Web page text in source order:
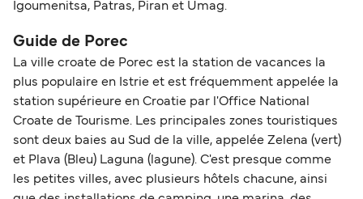
Igoumenitsa, Patras, Piran et Umag.
Guide de Porec
La ville croate de Porec est la station de vacances la
plus populaire en Istrie et est fréquemment appelée la
station supérieure en Croatie par l'Office National
Croate de Tourisme. Les principales zones touristiques
sont deux baies au Sud de la ville, appelée Zelena (vert)
et Plava (Bleu) Laguna (lagune). C'est presque comme
les petites villes, avec plusieurs hôtels chacune, ainsi